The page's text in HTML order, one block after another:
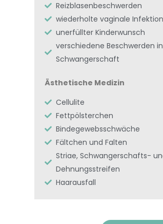
Reizblasenbeschwerden
wiederholte vaginale
unerfüllter Kinderwunsch
verschiedene Beschwerden
Schwangerschaft
Ästhetische Medizin
Cellulite
Fettpölsterchen
Bindegewebsschwäche
Fältchen und Falten
Striae, Schwangerschafts-
Dehnungsstreifen
Haarausfall